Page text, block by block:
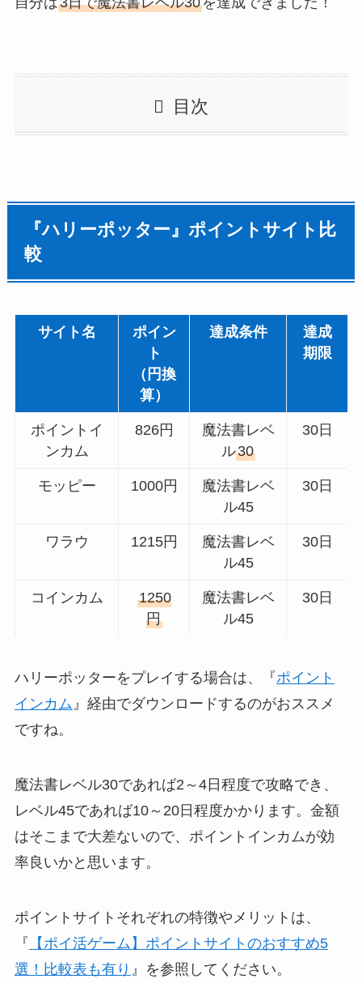
目次
『ハリーポッター』ポイントサイト比
較
サイト名
ポイン
ト
（円換
算）
達成条件
達成
期限
ポイントイ
ンカム
826円
魔法書レベ
ル30
30日
モッピー 1000円
魔法書レベ
ル45
30日
ワラウ 1215円
魔法書レベ
ル45
30日
コインカム
1250
円
魔法書レベ
ル45
30日
ハリーポッターをプレイする場合は、『ポイント
インカム 』経由でダウンロードするのがおススメ
ですね。
魔法書レベル30であれば2～4日程度で攻略でき、
レベル45であれば10～20日程度かかります。金額
はそこまで大差ないので、ポイントインカムが効
率良いかと思います。
ポイントサイトそれぞれの特徴やメリットは、
『 【ポイ活ゲーム】ポイントサイトのおすすめ5
選！比較表も有り 』を参照してください。